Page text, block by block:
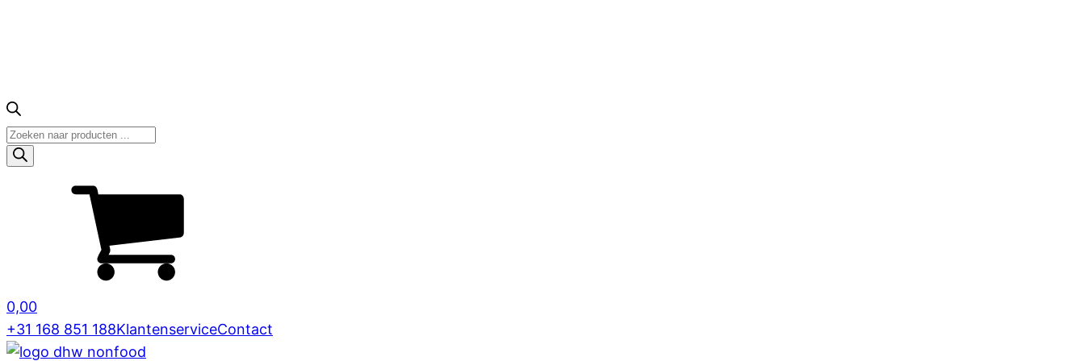
Producten
zoeken
0,00
+31 168 851 188KlantenserviceContact